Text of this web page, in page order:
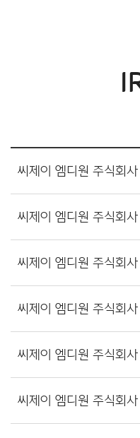
씨제이 엠디원 주식회
씨제이 엠디원 주식회
씨제이 엠디원 주식회
씨제이 엠디원 주식회
씨제이 엠디원 주식회
씨제이 엠디원 주식회